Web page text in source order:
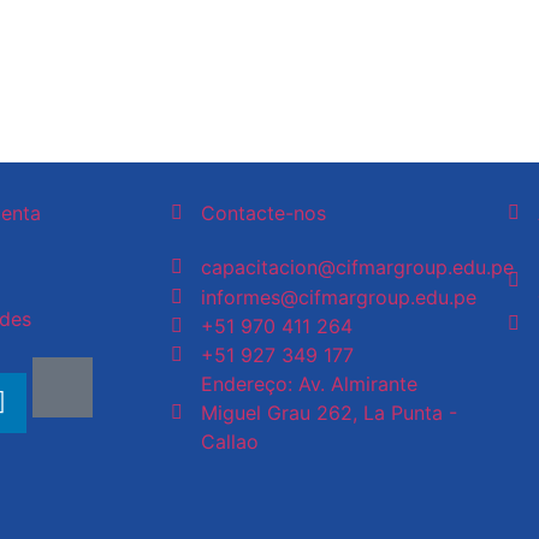
Contacte-nos
capacitacion@cifmargroup.edu.pe
informes@cifmargroup.edu.pe
+51 970 411 264
+51 927 349 177
Endereço: Av. Almirante
Miguel Grau 262, La Punta -
Callao